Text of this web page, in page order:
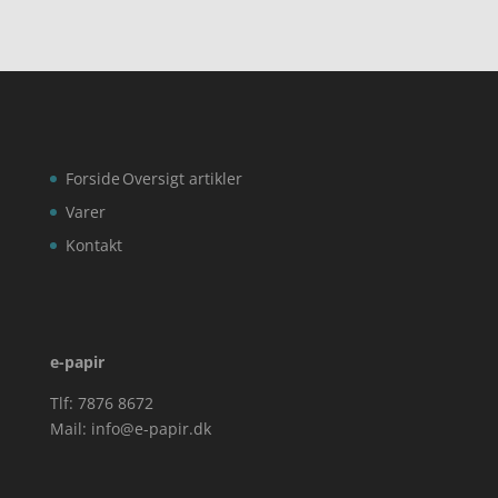
Forside
Varer
Kontakt
Oversigt artikler
e-papir
Tlf: 7876 8672
Mail: info@e-papir.dk